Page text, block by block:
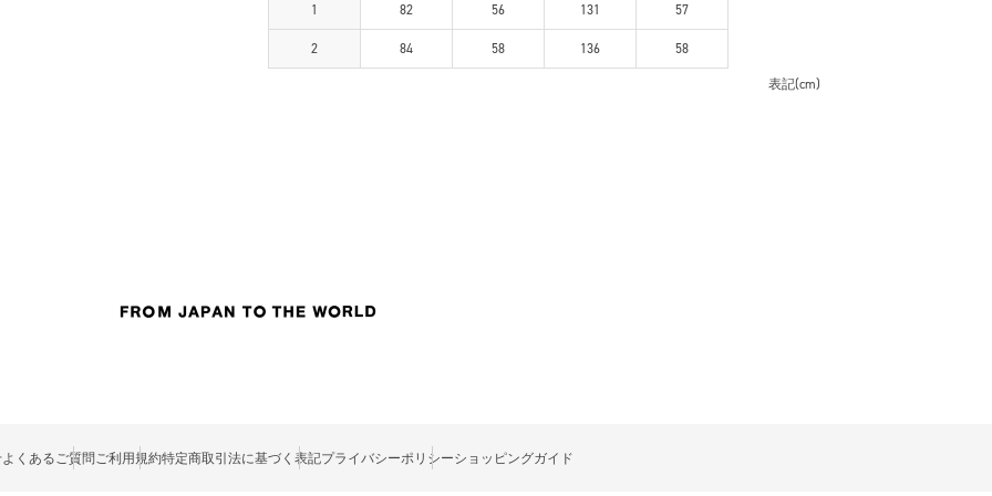
1 82 56 131 57
2 84 58 136
58
表記(cm)
よくあるご質問ご利用規約特定商取引法に基づく表記プライバシーポリシーショッピングガイド